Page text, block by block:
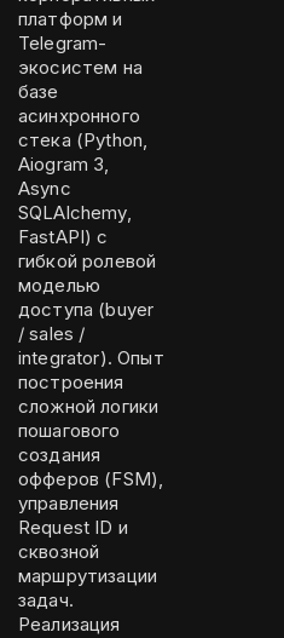
платформ и
Telegram-
экосистем на
базе
асинхронного
стека (Python,
Aiogram 3,
Async
SQLAlchemy,
FastAPI) с
гибкой ролевой
моделью
доступа (buyer
/ sales /
integrator). Опыт
построения
сложной логики
пошагового
создания
офферов (FSM),
управления
Request ID и
сквозной
маршрутизации
задач.
Реализация